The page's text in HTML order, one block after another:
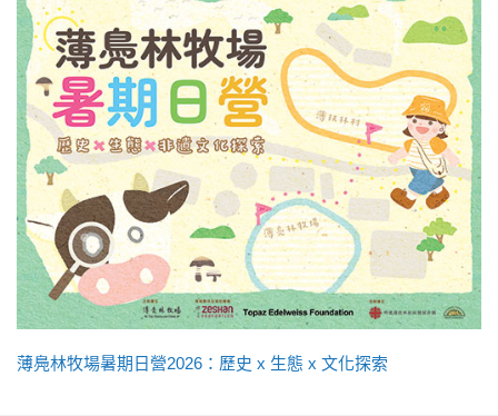
薄鳧林牧場暑期日營2026：歷史 x 生態 x 文化探索